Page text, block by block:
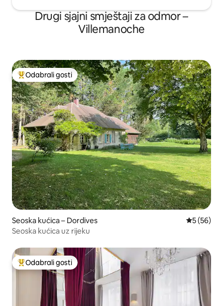
Drugi sjajni smještaji za odmor –
Villemanoche
Među najviše rangiranima s oznakom „Odabrali gosti”
Odabrali gosti
Seoska kućica – Dordives Prosječna
5 (56)
Seoska kućica uz rijeku
Među najviše rangiranima s oznakom „Odabrali gosti”
Odabrali gosti